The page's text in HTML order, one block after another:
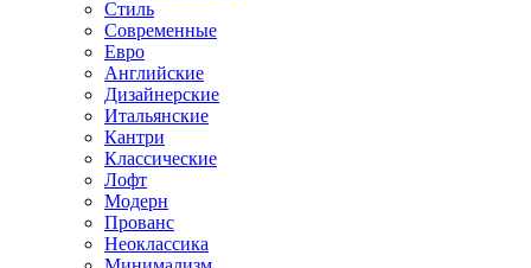
Стиль
Современные
Евро
Английские
Дизайнерские
Итальянские
Кантри
Классические
Лофт
Модерн
Прованс
Неоклассика